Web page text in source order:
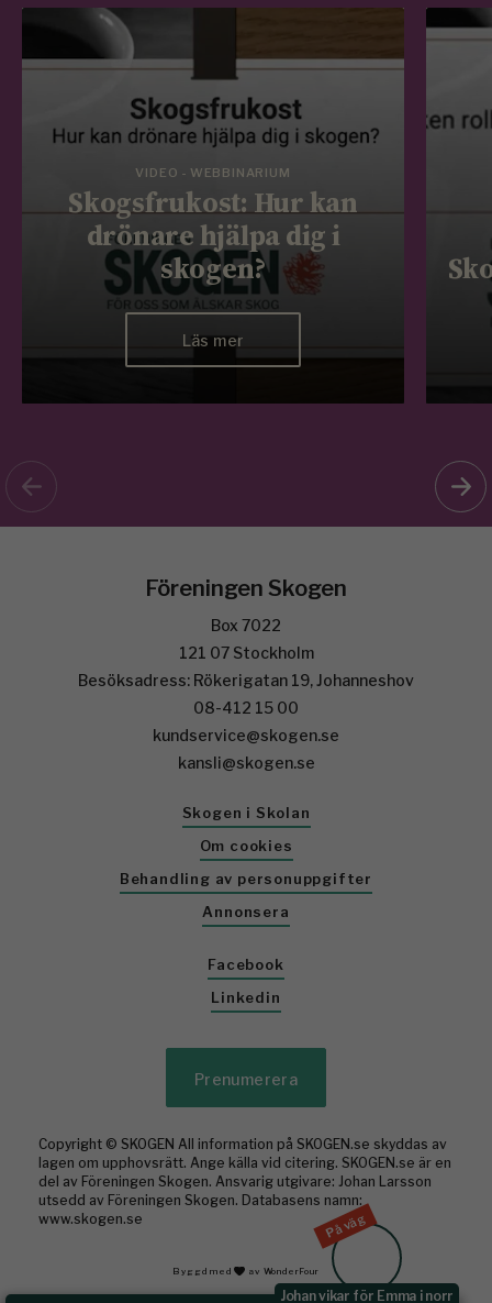
VIDEO - WEBBINARIUM
Skogsfrukost: Hur kan
drönare hjälpa dig i
skogen?
Läs mer
På väg
Johan vikar för Emma i norr
Föreningen Skogen
Box 7022
121 07 Stockholm
Besöksadress: Rökerigatan 19, Johanneshov
08-412 15 00
kundservice@skogen.se
kansli@skogen.se
Skogen i Skolan
Om cookies
Behandling av personuppgifter
Annonsera
Facebook
Linkedin
Prenumerera
Copyright © SKOGEN All information på SKOGEN.se skyddas av
lagen om upphovsrätt. Ange källa vid citering. SKOGEN.se är en
del av Föreningen Skogen. Ansvarig utgivare: Johan Larsson
utsedd av Föreningen Skogen. Databasens namn:
www.skogen.se
Byggd med av WonderFour